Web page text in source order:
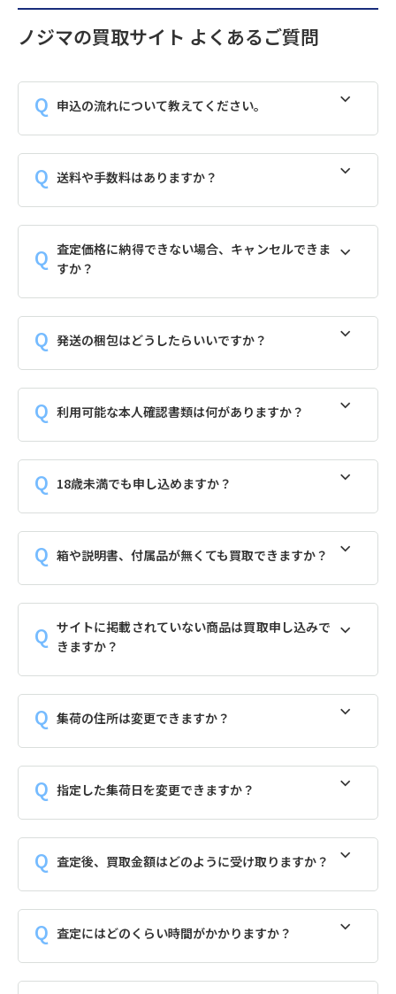
ノジマの買取サイト よくあるご質問
申込の流れについて教えてください。
送料や手数料はありますか？
査定価格に納得できない場合、キャンセルできま
すか？
発送の梱包はどうしたらいいですか？
利用可能な本人確認書類は何がありますか？
18歳未満でも申し込めますか？
箱や説明書、付属品が無くても買取できますか？
サイトに掲載されていない商品は買取申し込みで
きますか？
集荷の住所は変更できますか？
指定した集荷日を変更できますか？
査定後、買取金額はどのように受け取りますか？
査定にはどのくらい時間がかかりますか？